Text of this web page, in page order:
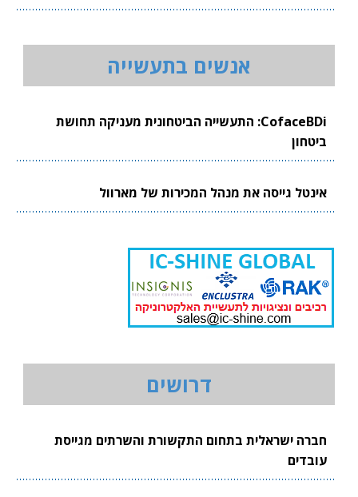
אנשים בתעשייה
CofaceBDi: התעשייה הביטחונית מעניקה תחושת
ביטחון
אינטל גייסה את מנהל המכירות של מארוול
דרושים
חברה ישראלית בתחום התקשורת והשרתים מגייסת
עובדים